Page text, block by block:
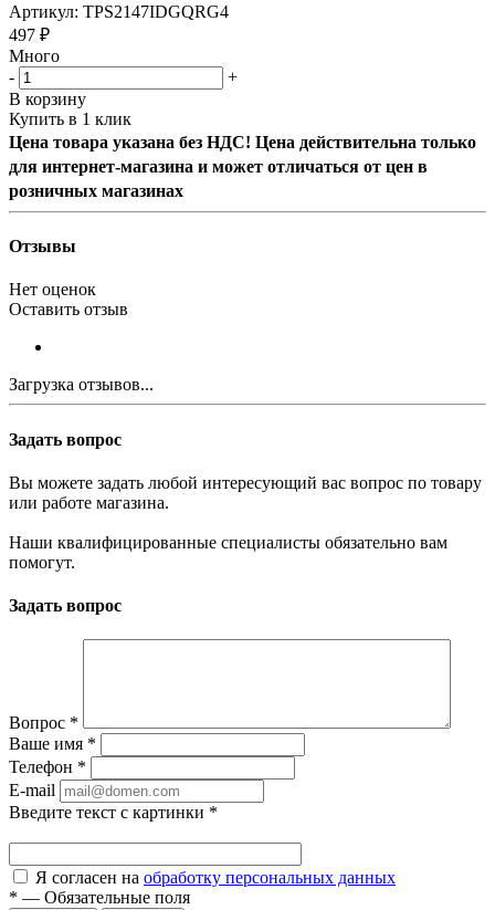
Артикул: TPS2147IDGQRG4
497 ₽
Много
-
+
В корзину
Купить в 1 клик
Цена товара указана без НДС! Цена действительна только
для интернет-магазина и может отличаться от цен в
розничных магазинах
Отзывы
Нет оценок
Оставить отзыв
Загрузка отзывов...
Задать вопрос
Вы можете задать любой интересующий вас вопрос по товару
или работе магазина.
Наши квалифицированные специалисты обязательно вам
помогут.
Задать вопрос
Вопрос *
Ваше имя *
Телефон *
E-mail
Введите текст с картинки *
Я согласен на обработку персональных данных
* — Обязательные поля